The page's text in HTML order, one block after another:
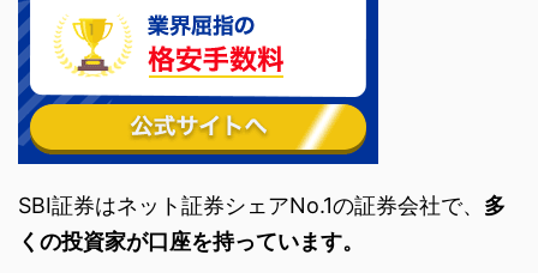
SBI証券はネット証券シェアNo.1の証券会社で、 多
くの投資家が口座を持っています。